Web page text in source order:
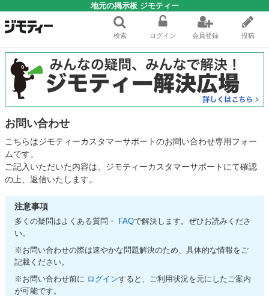
地元の掲示板 ジモティー
検索 ログイン 会員登録 投稿
お問い合わせ
こちらはジモティーカスタマーサポートのお問い合わせ専用フォー
ムです。
ご記入いただいた内容は、ジモティーカスタマーサポートにて確認
の上、返信いたします。
注意事項
多くの疑問はよくある質問・ FAQで解決します。ぜひお読みくださ
い。
※お問い合わせの際は速やかな問題解決のため、具体的な情報をご
記載ください。
※お問い合わせ前に ログインすると、ご利用状況を元にしたご案内
が可能です。